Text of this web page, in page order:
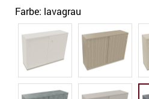
Farbe: lavagrau